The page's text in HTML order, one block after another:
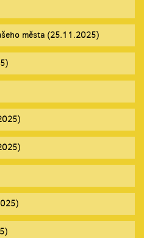
města (25.11.2025)